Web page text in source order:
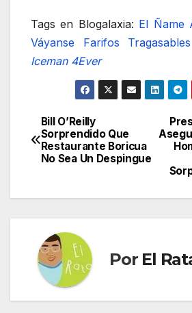
Tags en Blogalaxia: El Ñame
Váyanse
Farifos Tragasables
Iceman 4Ever
Navegación
de
Bill O’Reilly
Sorprendido Que
Restaurante Boricua
No Sea Un Despingue
Por El